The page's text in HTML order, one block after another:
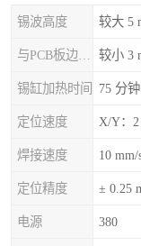
锡波高度 较大 5
较小 3
锡缸加热时间 75 分
定位速度 X/Y：2
焊接速度 10 mm/
定位精度 ± 0.25
电源 380